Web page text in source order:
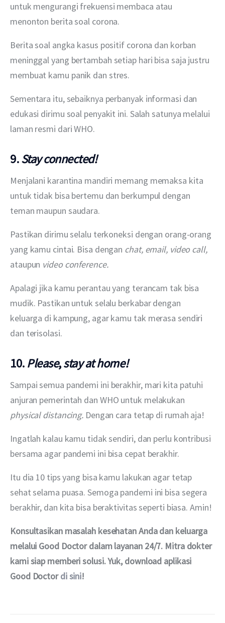
untuk mengurangi frekuensi membaca atau
menonton berita soal corona.
Berita soal angka kasus positif corona dan korban
meninggal yang bertambah setiap hari bisa saja justru
membuat kamu panik dan stres.
Sementara itu, sebaiknya perbanyak informasi dan
edukasi dirimu soal penyakit ini. Salah satunya melalui
laman resmi dari WHO.
9.Stay connected!
Menjalani karantina mandiri memang memaksa kita
untuk tidak bisa bertemu dan berkumpul dengan
teman maupun saudara.
Pastikan dirimu selalu terkoneksi dengan orang-orang
yang kamu cintai. Bisa dengan chat, email, video call,
ataupun video conference.
Apalagi jika kamu perantau yang terancam tak bisa
mudik. Pastikan untuk selalu berkabar dengan
keluarga di kampung, agar kamu tak merasa sendiri
dan terisolasi.
10.Please,stay at home!
Sampai semua pandemi ini berakhir, mari kita patuhi
anjuran pemerintah dan WHO untuk melakukan
physical distancing. Dengan cara tetap di rumah aja!
Ingatlah kalau kamu tidak sendiri, dan perlu kontribusi
bersama agar pandemi ini bisa cepat berakhir.
Itu dia 10 tips yang bisa kamu lakukan agar tetap
sehat selama puasa. Semoga pandemi ini bisa segera
berakhir, dan kita bisa beraktivitas seperti biasa. Amin!
Konsultasikan masalah kesehatan Anda dan keluarga
melalui Good Doctor dalam layanan 24/7. Mitra dokter
kami siap memberi solusi. Yuk, download aplikasi
Good Doctor di sini!